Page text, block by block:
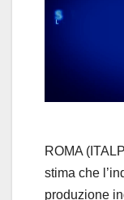
ROMA
stima che
produzione